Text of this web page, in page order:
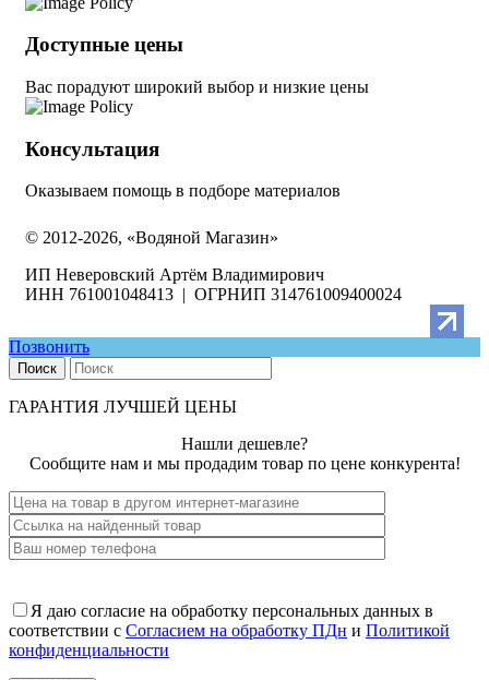
Доступные цены
Вас порадуют широкий выбор и низкие цены
Консультация
Оказываем помощь в подборе материалов
© 2012-2026, «Водяной Магазин»
ИП Неверовский Артём Владимирович
ИНН 761001048413 | ОГРНИП 314761009400024
Позвонить
Поиск
ГАРАНТИЯ ЛУЧШЕЙ ЦЕНЫ
Нашли дешевле?
Сообщите нам и мы продадим товар по цене конкурента!
Я даю согласие на обработку персональных данных в
соответствии с Согласием на обработку ПДн и Политикой
конфиденциальности